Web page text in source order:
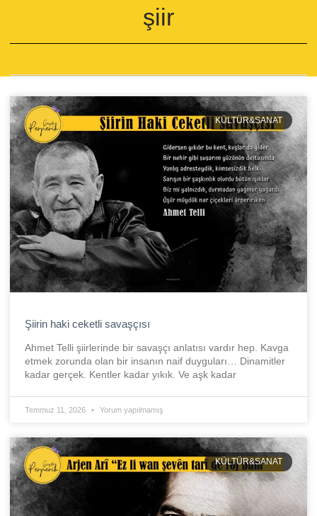
şiir
KÜLTÜR&SANAT
Şiirin haki ceketli savaşçısı
Ahmet Telli şiirlerinde bir savaşçı anlatısı vardır hep. Kavga
etmek zorunda olan bir insanın naif duyguları… Dinamitler
kadar gerçek. Kentler kadar yıkık. Ve aşk kadar
Temmuz 11, 2026 Yorum yapılmamış
KÜLTÜR&SANAT